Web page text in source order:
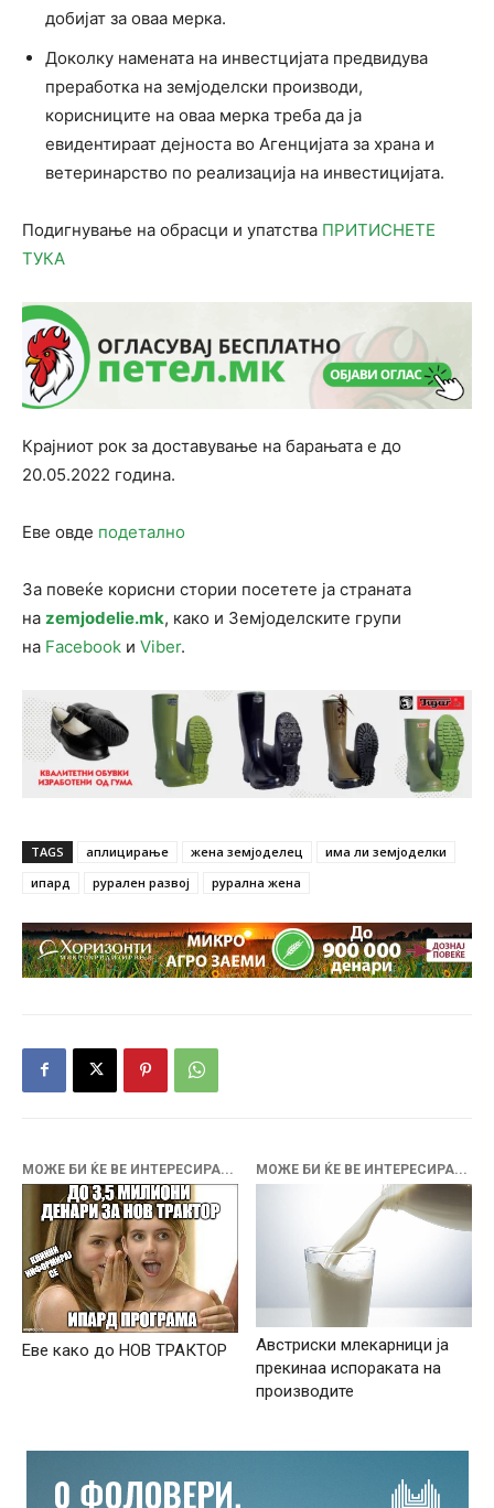
добијат за оваа мерка.
Доколку намената на инвестцијата предвидува
преработка на земјоделски производи,
корисниците на оваа мерка треба да ја
евидентираат дејноста во Агенцијата за храна и
ветеринарство по реализација на инвестицијата.
Подигнување на обрасци и упатства ПРИТИСНЕТЕ
ТУКА
Крајниот рок за доставување на барањата е до
20.05.2022 година.
Еве овде подетално
За повеќе корисни стории посетете ја страната
на zemjodelie.mk, како и Земјоделските групи
на Facebook и Viber.
TAGS аплицирање жена земјоделец
има ли земјоделки
ипард
рурален развој рурална жена
МОЖЕ БИ ЌЕ ВЕ ИНТЕРЕСИРА...
Еве како до НОВ ТРАКТОР
МОЖЕ БИ ЌЕ ВЕ ИНТЕРЕСИРА...
Австриски млекарници ја
прекинаа испораката на
производите